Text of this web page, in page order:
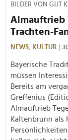
BILDER VON GUT
Almauftrieb
Trachten-
NEWS, KULTUR |
Bayerische
müssen
Bereits am
Greffenius
Almauftrieb
Kaltenbrunn als